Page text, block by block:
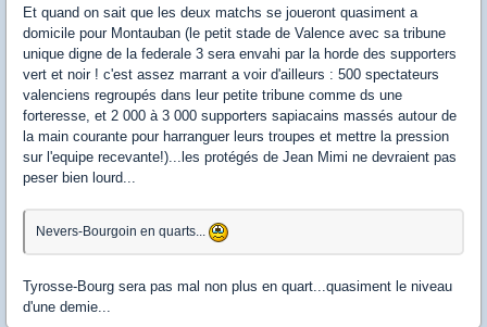
Et quand on sait que les deux matchs se joueront quasiment a
domicile pour Montauban (le petit stade de Valence avec sa tribune
unique digne de la federale 3 sera envahi par la horde des supporters
vert et noir ! c'est assez marrant a voir d'ailleurs : 500 spectateurs
valenciens regroupés dans leur petite tribune comme ds une
forteresse, et 2 000 à 3 000 supporters sapiacains massés autour de
la main courante pour harranguer leurs troupes et mettre la pression
sur l'equipe recevante!)...les protégés de Jean Mimi ne devraient pas
peser bien lourd...
Nevers-Bourgoin en quarts...
Tyrosse-Bourg sera pas mal non plus en quart...quasiment le niveau
d'une demie...